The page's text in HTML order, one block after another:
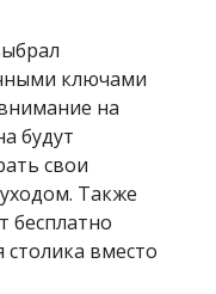
ключами
на
будут
свои
Также
бесплатно
вместо